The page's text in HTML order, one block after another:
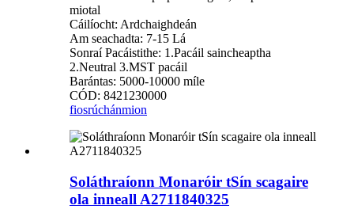
miotal
Cáilíocht: Ardchaighdeán
Am seachadta: 7-15 Lá
Sonraí Pacáistithe: 1.Pacáil saincheaptha
2.Neutral 3.MST pacáil
Barántas: 5000-10000 míle
CÓD: 8421230000
fiosrúchánmion
Soláthraíonn Monaróir tSín scagaire
ola inneall A2711840325